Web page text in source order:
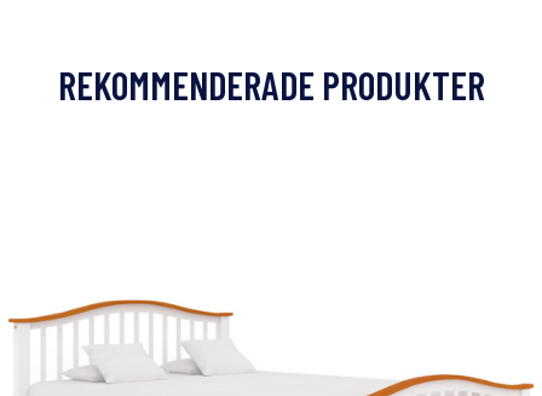
REKOMMENDERADE PRODUKTER